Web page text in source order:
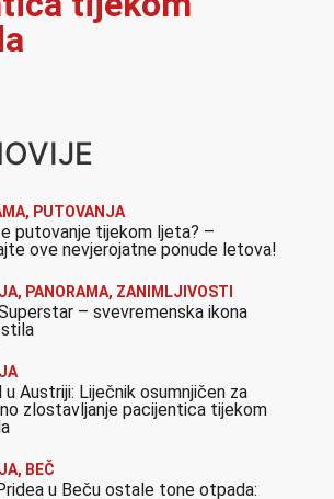
, PUTOVANJA
putovanje tijekom ljeta? –
ove nevjerojatne ponude letova!
, PANORAMA, ZANIMLJIVOSTI
– svevremenska ikona
u Austriji: Liječnik osumnjičen za
zlostavljanje pacijentica tijekom
, BEČ
u Beču ostale tone otpada: